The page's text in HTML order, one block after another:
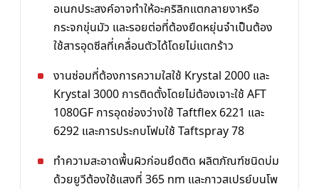
อเนกประสงค์อาจทำให้อะคริลิกแตกลายงาหรือ
กระจกขุ่นมัว และรอยต่อที่ต้องยืดหยุ่นจำเป็นต้อง
ใช้สารอุดซีลที่เคลื่อนตัวได้โดยไม่แตกร้าว
งานซ่อมที่ต้องการความใสใช้ Krystal 2000 และ
Krystal 3000 การติดตั้งโดยไม่ต้องเจาะใช้ AFT
1080GF การอุดช่องว่างใช้ Taftflex 6221 และ
6292 และการประกบโฟมใช้ Taftspray 78
ทำความสะอาดพื้นผิวก่อนยึดติด ผลิตภัณฑ์ชนิดบ่ม
ด้วยยูวีต้องใช้แสงที่ 365 nm และกาวสเปรย์บนโพ